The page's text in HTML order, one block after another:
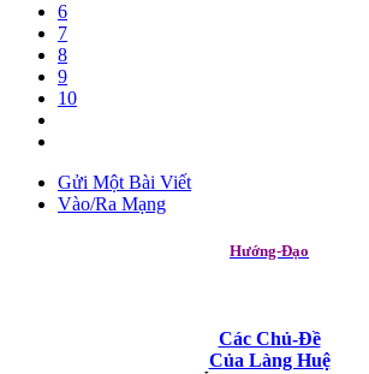
6
7
8
9
10
Gửi Một Bài Viết
Vào/Ra Mạng
Hướng-Đạo
Các Chủ-Đề
Của Làng Huệ